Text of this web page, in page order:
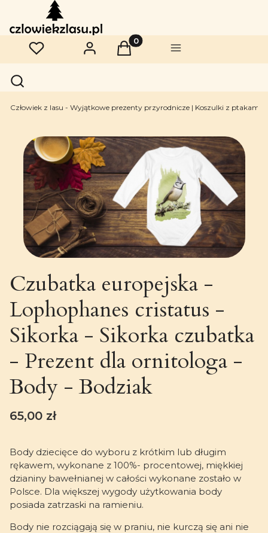
Ulubione Zaloguj sięProdukty w koszyku: 0.
Koszyk Menu
Otwórz wyszukiwarkę
Szukaj
Człowiek z lasu - Wyjątkowe prezenty przyrodnicze | Koszulki z ptakami |
Czubatka europejska -
Lophophanes cristatus -
Sikorka - Sikorka czubatka
- Prezent dla ornitologa -
Body - Bodziak
Cena
65,00 zł
Body dziecięce do wyboru z krótkim lub długim
rękawem, wykonane z 100%- procentowej, miękkiej
dzianiny bawełnianej w całości wykonane zostało w
Polsce. Dla większej wygody użytkowania body
posiada zatrzaski na ramieniu.
Body nie rozciągają się w praniu, nie kurczą się ani nie